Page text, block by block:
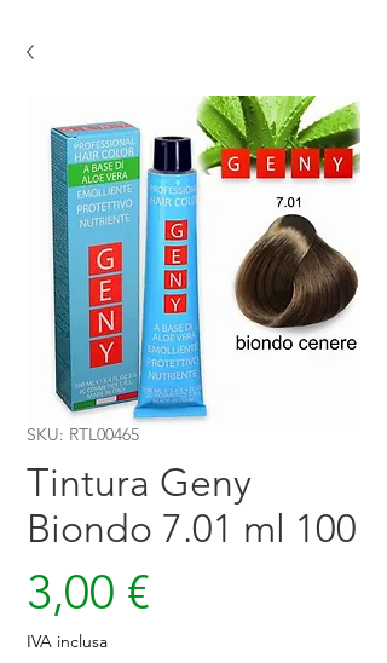
SKU: RTL00465
Tintura Geny
Biondo 7.01 ml 100
3,00 €
IVA inclusa